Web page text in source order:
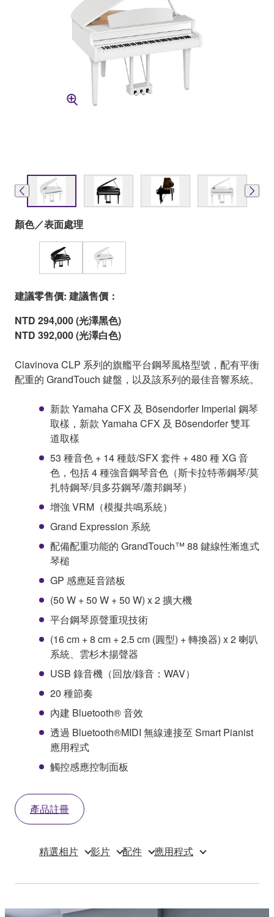
顏色／表面處理
建議零售價: 建議售價：
NTD 294,000 (光澤黑色)
NTD 392,000 (光澤白色)
Clavinova CLP 系列的旗艦平台鋼琴風格型號，配有平衡
配重的 GrandTouch 鍵盤，以及該系列的最佳音響系統。
新款 Yamaha CFX 及 Bösendorfer Imperial 鋼琴
取樣，新款 Yamaha CFX 及 Bösendorfer 雙耳
道取樣
53 種音色 + 14 種鼓/SFX 套件 + 480 種 XG 音
色，包括 4 種強音鋼琴音色（斯卡拉特蒂鋼琴/莫
扎特鋼琴/貝多芬鋼琴/蕭邦鋼琴）
增強 VRM（模擬共鳴系統）
Grand Expression 系統
配備配重功能的 GrandTouch™ 88 鍵線性漸進式
琴槌
GP 感應延音踏板
(50 W + 50 W + 50 W) x 2 擴大機
平台鋼琴原聲重現技術
(16 cm + 8 cm + 2.5 cm (圓型) + 轉換器) x 2 喇叭
系統、雲杉木揚聲器
USB 錄音機（回放/錄音：WAV）
20 種節奏
內建 Bluetooth® 音效
透過 Bluetooth®MIDI 無線連接至 Smart Pianist
應用程式
觸控感應控制面板
產品註冊
精選相片 影片 配件 應用程式